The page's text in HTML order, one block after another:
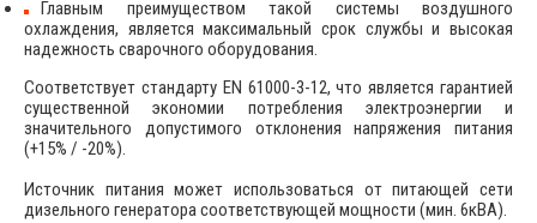
Главным преимуществом такой системы воздушного
охлаждения, является максимальный срок службы и высокая
надежность сварочного оборудования.
Соответствует стандарту EN 61000-3-12, что является гарантией
существенной экономии потребления электроэнергии и
значительного допустимого отклонения напряжения питания
(+15% / -20%).
Источник питания может использоваться от питающей сети
дизельного генератора соответствующей мощности (мин. 6кВА).